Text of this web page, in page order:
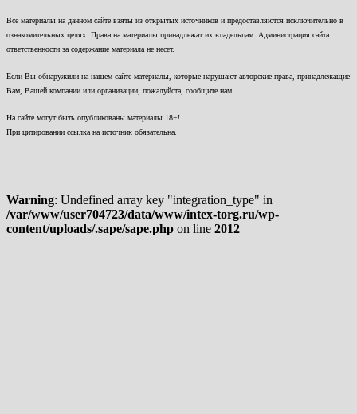
Все материалы на данном сайте взяты из открытых источников и предоставляются исключительно в
ознакомительных целях. Права на материалы принадлежат их владельцам. Администрация сайта
ответственности за содержание материала не несет.
Если Вы обнаружили на нашем сайте материалы, которые нарушают авторские права, принадлежащие
Вам, Вашей компании или организации, пожалуйста, сообщите нам.
На сайте могут быть опубликованы материалы 18+!
При цитировании ссылка на источник обязательна.
Warning: Undefined array key "integration_type" in
/var/www/user704723/data/www/intex-torg.ru/wp-
content/uploads/.sape/sape.php on line 2012